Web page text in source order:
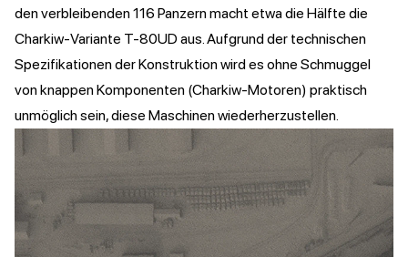
den verbleibenden 116 Panzern macht etwa die Hälfte die
Charkiw-Variante T-80UD aus. Aufgrund der technischen
Spezifikationen der Konstruktion wird es ohne Schmuggel
von knappen Komponenten (Charkiw-Motoren) praktisch
unmöglich sein, diese Maschinen wiederherzustellen.